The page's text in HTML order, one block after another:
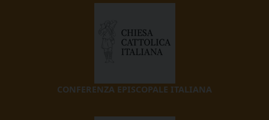
CONFERENZA EPISCOPALE ITALIANA